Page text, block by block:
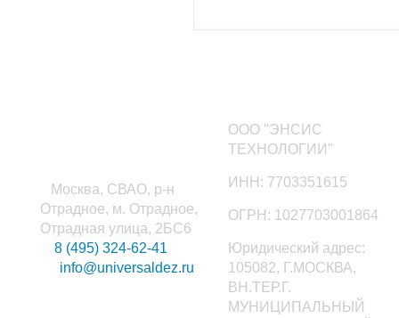
Москва, СВАО, р-н
Отрадное, м. Отрадное,
Отрадная улица, 2БС6
8 (495) 324-62-41
info@universaldez.ru
ООО "ЭНСИС
ТЕХНОЛОГИИ"
ИНН: 7703351615
ОГРН: 1027703001864
Юридический адрес:
105082, Г.МОСКВА,
ВН.ТЕР.Г.
МУНИЦИПАЛЬНЫЙ